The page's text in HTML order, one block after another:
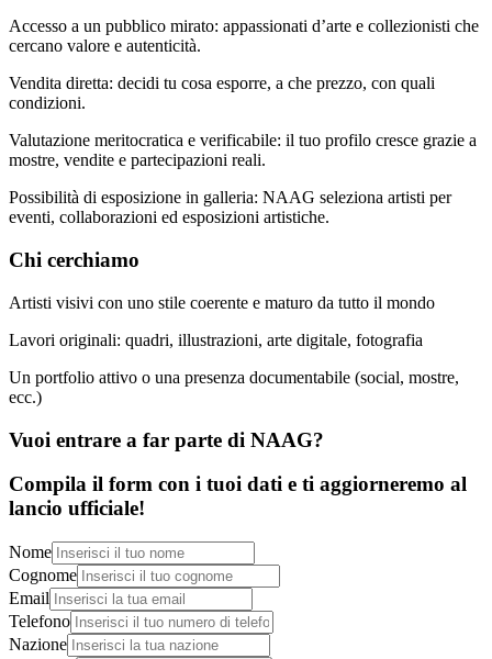
Accesso a un pubblico mirato: appassionati d’arte e collezionisti che
cercano valore e autenticità.
Vendita diretta: decidi tu cosa esporre, a che prezzo, con quali
condizioni.
Valutazione meritocratica e verificabile: il tuo profilo cresce grazie a
mostre, vendite e partecipazioni reali.
Possibilità di esposizione in galleria: NAAG seleziona artisti per
eventi, collaborazioni ed esposizioni artistiche.
Chi cerchiamo
Artisti visivi con uno stile coerente e maturo da tutto il mondo
Lavori originali: quadri, illustrazioni, arte digitale, fotografia
Un portfolio attivo o una presenza documentabile (social, mostre,
ecc.)
Vuoi entrare a far parte di NAAG?
Compila il form con i tuoi dati e ti aggiorneremo al
lancio ufficiale!
Nome
Cognome
Email
Telefono
Nazione